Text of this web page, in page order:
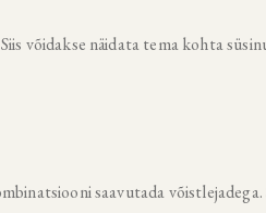
võidakse näidata tema kohta
saavutada võistlejadega.